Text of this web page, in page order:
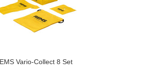
Vario-Collect 8 Set